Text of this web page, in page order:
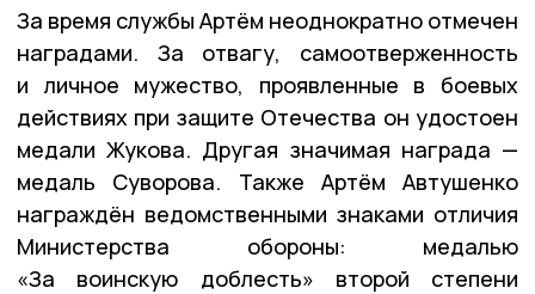
За время службы Артём неоднократно отмечен
наградами. За отвагу, самоотверженность
и личное мужество, проявленные в боевых
действиях при защите Отечества он удостоен
медали Жукова. Другая значимая награда —
медаль Суворова. Также Артём Автушенко
награждён ведомственными знаками отличия
Министерства обороны: медалью
«За воинскую доблесть» второй степени